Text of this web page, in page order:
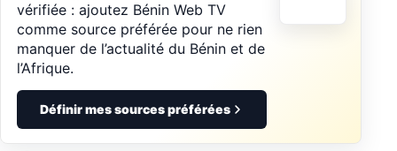
vérifiée : ajoutez Bénin Web TV
comme source préférée pour ne rien
manquer de l’actualité du Bénin et de
l’Afrique.
Définir mes sources préférées